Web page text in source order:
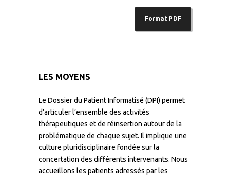
Format PDF
LES MOYENS
Le Dossier du Patient Informatisé (DPI) permet
d’articuler l’ensemble des activités
thérapeutiques et de réinsertion autour de la
problématique de chaque sujet. Il implique une
culture pluridisciplinaire fondée sur la
concertation des différents intervenants. Nous
accueillons les patients adressés par les